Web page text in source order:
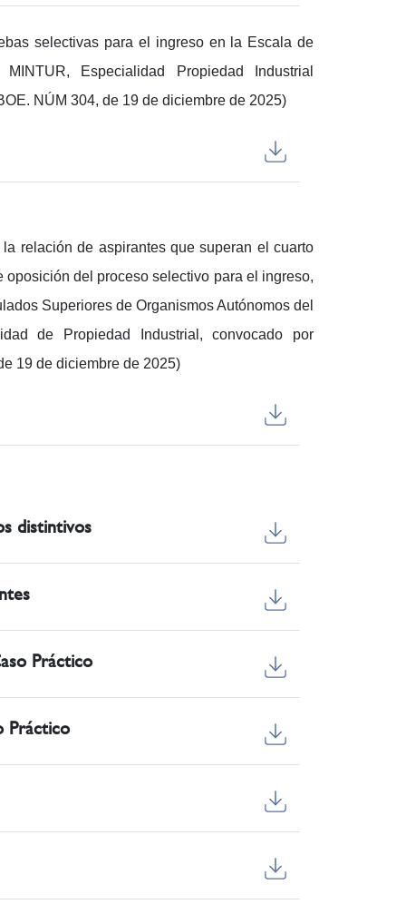
selectivas para el ingreso en la Escala de
Especialidad Propiedad Industrial
NÚM 304, de 19 de diciembre de 2025)
relación de aspirantes que superan el cuarto
del proceso selectivo para el ingreso,
Superiores de Organismos Autónomos del
de Propiedad Industrial, convocado por
19 de diciembre de 2025)
distintivos
Práctico
Práctico